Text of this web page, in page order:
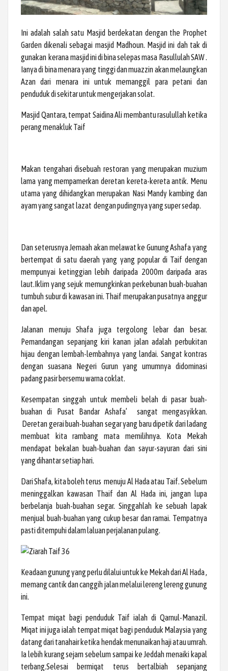
Ini adalah salah satu Masjid berdekatan dengan the Prophet
Garden dikenali sebagai masjid Madhoun. Masjid ini dah tak di
gunakan kerana masjid ini di bina selepas masa Rasullulah SAW .
Ianya di bina menara yang tinggi dan muazzin akan melaungkan
Azan dari menara ini untuk memanggil para petani dan
penduduk di sekitar untuk mengerjakan solat.
Masjid Qantara, tempat Saidina Ali membantu rasulullah ketika
perang menakluk Taif
Makan tengahari disebuah restoran yang merupakan muzium
lama yang mempamerkan deretan kereta-kereta antik. Menu
utama yang dihidangkan merupakan Nasi Mandy kambing dan
ayam yang sangat lazat dengan pudingnya yang super sedap.
Dan seterusnya Jemaah akan melawat ke Gunung Ashafa yang
bertempat di satu daerah yang yang popular di Taif dengan
mempunyai ketinggian lebih daripada 2000m daripada aras
laut.Iklim yang sejuk memungkinkan perkebunan buah-buahan
tumbuh subur di kawasan ini. Thaif merupakan pusatnya anggur
dan apel.
Jalanan menuju Shafa juga tergolong lebar dan besar.
Pemandangan sepanjang kiri kanan jalan adalah perbukitan
hijau dengan lembah-lembahnya yang landai. Sangat kontras
dengan suasana Negeri Gurun yang umumnya didominasi
padang pasir bersemu warna coklat.
Kesempatan singgah untuk membeli belah di pasar buah-
buahan di Pusat Bandar Ashafa’ sangat mengasyikkan.
Deretan gerai buah-buahan segar yang baru dipetik dari ladang
membuat kita rambang mata memilihnya. Kota Mekah
mendapat bekalan buah-buahan dan sayur-sayuran dari sini
yang dihantar setiap hari.
Dari Shafa, kita boleh terus menuju Al Hada atau Taif. Sebelum
meninggalkan kawasan Thaif dan Al Hada ini, jangan lupa
berbelanja buah-buahan segar. Singgahlah ke sebuah lapak
menjual buah-buahan yang cukup besar dan ramai. Tempatnya
pasti ditempuhi dalam laluan perjalanan pulang.
Keadaan gunung yang perlu dilalui untuk ke Mekah dari Al Hada ,
memang cantik dan canggih jalan melalui lereng lereng gunung
ini.
Tempat miqat bagi penduduk Taif ialah di Qarnul-Manazil.
Miqat ini juga ialah tempat miqat bagi penduduk Malaysia yang
datang dari tanahair ketika hendak menunaikan haji atau umrah.
Ia lebih kurang sejam sebelum sampai ke Jeddah menaiki kapal
terbang.Selesai bermiqat terus bertalbiah sepanjang